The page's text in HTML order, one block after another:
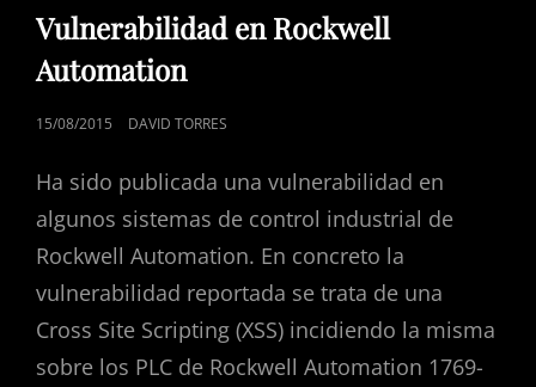
DE
CATEGORÍAS
Vulnerabilidad en Rockwell
Automation
PUBLICADO
15/08/2015 DAVID TORRES
Ha sido publicada una vulnerabilidad en
algunos sistemas de control industrial de
Rockwell Automation. En concreto la
vulnerabilidad reportada se trata de una
Cross Site Scripting (XSS) incidiendo la misma
sobre los PLC de Rockwell Automation 1769-